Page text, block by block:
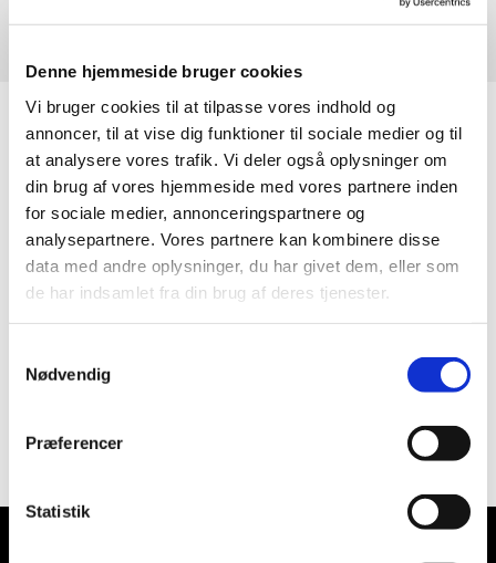
Denne hjemmeside bruger cookies
Vi bruger cookies til at tilpasse vores indhold og
annoncer, til at vise dig funktioner til sociale medier og til
at analysere vores trafik. Vi deler også oplysninger om
din brug af vores hjemmeside med vores partnere inden
for sociale medier, annonceringspartnere og
analysepartnere. Vores partnere kan kombinere disse
data med andre oplysninger, du har givet dem, eller som
de har indsamlet fra din brug af deres tjenester.
Nødvendig
Præferencer
Statistik
3500 Værløse